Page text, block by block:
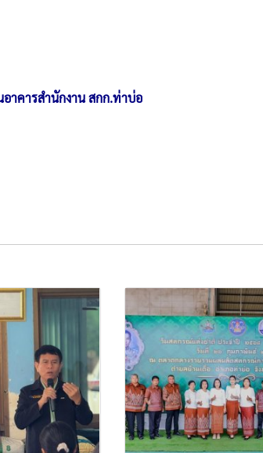
อาคารสำนักงาน สกก.ท่าบ่อ